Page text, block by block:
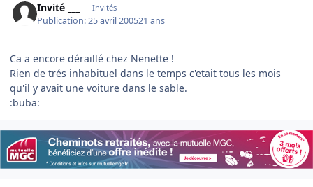
Invité ___ Invités
Publication:25 avril 200521 ans
Ca a encore déraillé chez Nenette !
Rien de trés inhabituel dans le temps c'etait tous les mois
qu'il y avait une voiture dans le sable.
:buba: